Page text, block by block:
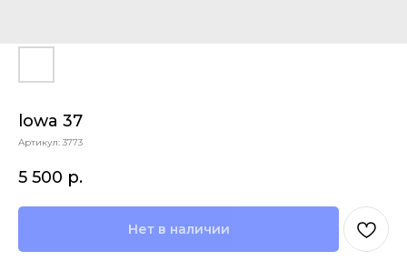
lowa 37
Артикул: 3773
5 500 р.
Нет в наличии